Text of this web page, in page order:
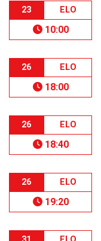
23 ELO
10:00
26 ELO
18:00
26 ELO
18:40
26 ELO
19:20